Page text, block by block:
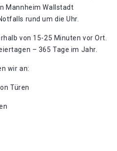
Mannheim Wallstadt
rund um die Uhr.
von 15-25 Minuten vor Ort.
– 365 Tage im Jahr.
wir an:
Türen